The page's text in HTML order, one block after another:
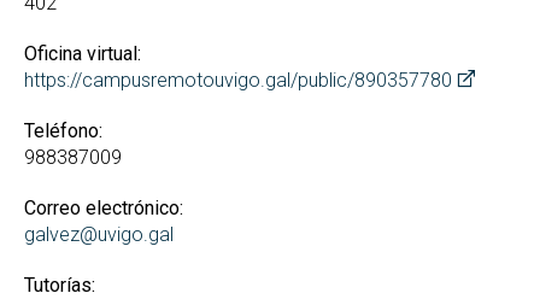
Oficina virtual:
https://campusremotouvigo.gal/public/890357780
Teléfono:
988387009
Correo electrónico:
galvez@uvigo.gal
Tutorías: